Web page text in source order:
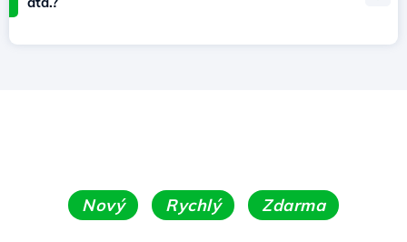
Nový Rychlý Zdarma